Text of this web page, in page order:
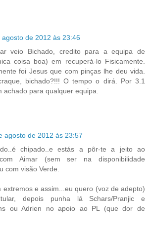
agosto de 2012 às 23:46
veio Bichado, credito para a equipa de
coisa boa) em recuperá-lo Fisicamente.
foi Jesus que com pinças lhe deu vida.
bichado?!!! O tempo o dirá. Por 3.1
achado para qualquer equipa.
agosto de 2012 às 23:57
chipado..e estás a pôr-te a jeito ao
Aimar (sem ser na disponibilidade
com visão Verde.
extremos e assim...eu quero (voz de adepto)
depois punha lá Schars/Pranjic e
ou Adrien no apoio ao PL (que dor de